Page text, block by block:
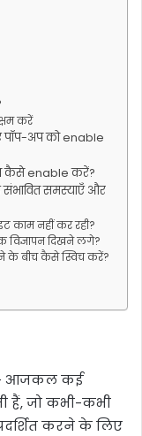
करें
पॉप-अप को enable
कैसे enable करें?
समस्याएँ और
काम नहीं कर रही?
विज्ञापन दिखने लगे?
के बीच कैसे स्विच करें?
आजकल कई
हैं, जो कभी-कभी
करने के लिए